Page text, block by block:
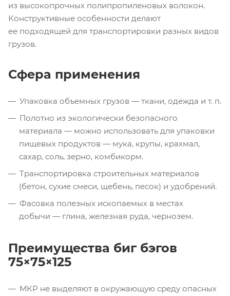
из высокопрочных полипропиленовых волокон.
Конструктивные особенности делают
ее подходящей для транспортировки разных видов
грузов.
Сфера применения
Упаковка объемных грузов — ткани, одежда и т. п.
Полотно из экологически безопасного
материала — можно использовать для упаковки
пищевых продуктов — мука, крупы, крахмал,
сахар, соль, зерно, комбикорм.
Транспортировка строительных материалов
(бетон, сухие смеси, щебень, песок) и удобрений.
Фасовка полезных ископаемых в местах
добычи — глина, железная руда, чернозем.
Преимущества биг бэгов
75×75×125
МКР не выделяют в окружающую среду опасных